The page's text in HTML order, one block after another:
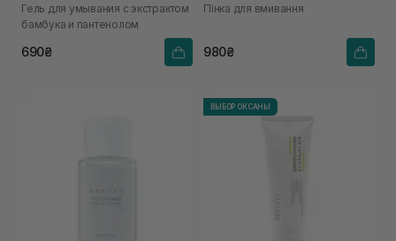
Гель для умывания с экстрактом
бамбука и пантенолом
690₴
200 мл
Пінка для вмивання
980₴
ВЫБОР ОКСАНЫ